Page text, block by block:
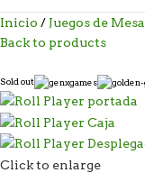
Inicio Juegos de Mesa
Back to products
Sold out
Click to enlarge